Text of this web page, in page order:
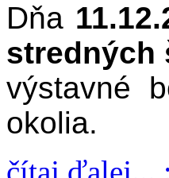
Dňa
stredných
výstavné
okolia.